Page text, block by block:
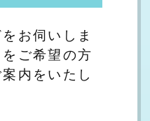
お伺いしま
ご希望の方
内をいたし